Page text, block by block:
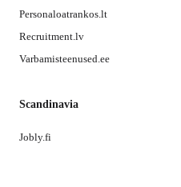
Personaloatrankos.lt
Recruitment.lv
Varbamisteenused.ee
Scandinavia
Jobly.fi